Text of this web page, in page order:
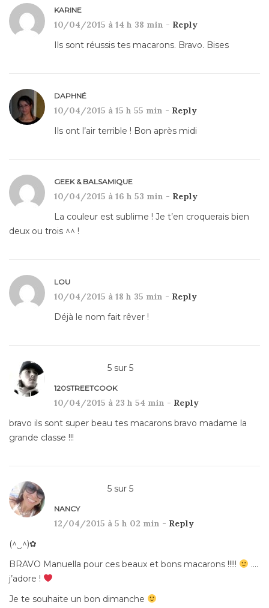
KARINE
10/04/2015 à 14 h 38 min - Reply
Ils sont réussis tes macarons. Bravo. Bises
DAPHNÉ
10/04/2015 à 15 h 55 min - Reply
Ils ont l’air terrible ! Bon après midi
GEEK & BALSAMIQUE
10/04/2015 à 16 h 53 min - Reply
La couleur est sublime ! Je t’en croquerais bien
deux ou trois ^^ !
LOU
10/04/2015 à 18 h 35 min - Reply
Déjà le nom fait rêver !
5 sur 5
120STREETCOOK
10/04/2015 à 23 h 54 min - Reply
bravo ils sont super beau tes macarons bravo madame la
grande classe !!!
5 sur 5
NANCY
12/04/2015 à 5 h 02 min - Reply
(^‿^)✿
BRAVO Manuella pour ces beaux et bons macarons !!!!!
….
j’adore !
Je te souhaite un bon dimanche